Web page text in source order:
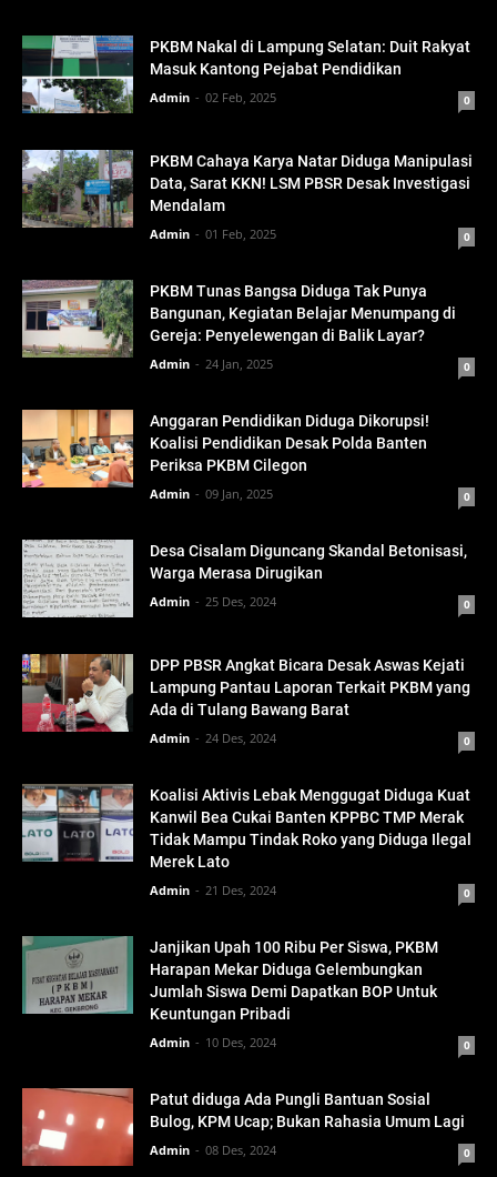
PKBM Nakal di Lampung Selatan: Duit Rakyat
Masuk Kantong Pejabat Pendidikan
Admin 02 Feb, 2025 0
PKBM Cahaya Karya Natar Diduga Manipulasi
Data, Sarat KKN! LSM PBSR Desak Investigasi
Mendalam
Admin 01 Feb, 2025 0
PKBM Tunas Bangsa Diduga Tak Punya
Bangunan, Kegiatan Belajar Menumpang di
Gereja: Penyelewengan di Balik Layar?
Admin 24 Jan, 2025 0
Anggaran Pendidikan Diduga Dikorupsi!
Koalisi Pendidikan Desak Polda Banten
Periksa PKBM Cilegon
Admin 09 Jan, 2025 0
Desa Cisalam Diguncang Skandal Betonisasi,
Warga Merasa Dirugikan
Admin 25 Des, 2024 0
DPP PBSR Angkat Bicara Desak Aswas Kejati
Lampung Pantau Laporan Terkait PKBM yang
Ada di Tulang Bawang Barat
Admin 24 Des, 2024 0
Koalisi Aktivis Lebak Menggugat Diduga Kuat
Kanwil Bea Cukai Banten KPPBC TMP Merak
Tidak Mampu Tindak Roko yang Diduga Ilegal
Merek Lato
Admin 21 Des, 2024 0
Janjikan Upah 100 Ribu Per Siswa, PKBM
Harapan Mekar Diduga Gelembungkan
Jumlah Siswa Demi Dapatkan BOP Untuk
Keuntungan Pribadi
Admin 10 Des, 2024 0
Patut diduga Ada Pungli Bantuan Sosial
Bulog, KPM Ucap; Bukan Rahasia Umum Lagi
Admin 08 Des, 2024 0